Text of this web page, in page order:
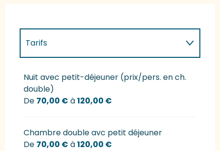
Tarifs
Tarifs 2027
Nuit avec petit-déjeuner (prix/pers. en ch.
double)
De 70,00 € à120,00 €
Chambre double avc petit déjeuner
De 70,00 € à120,00 €